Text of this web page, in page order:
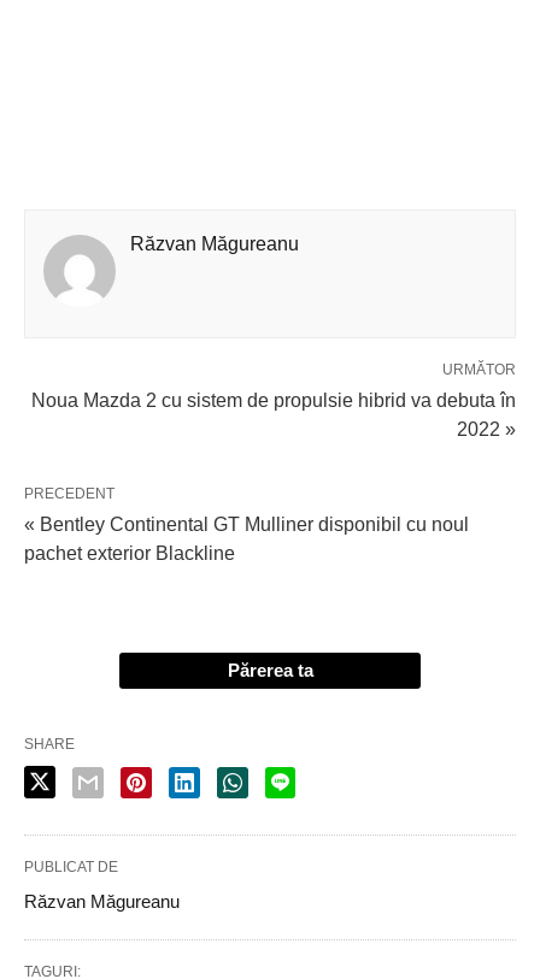
Răzvan Măgureanu
URMĂTOR
Noua Mazda 2 cu sistem de propulsie hibrid va debuta în
2022 »
PRECEDENT
« Bentley Continental GT Mulliner disponibil cu noul
pachet exterior Blackline
Părerea ta
SHARE
PUBLICAT DE
Răzvan Măgureanu
TAGURI: